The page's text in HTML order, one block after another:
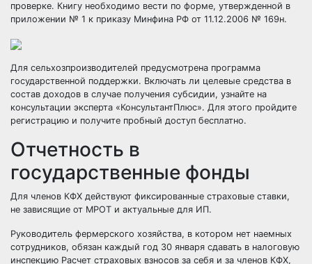
проверке. Книгу необходимо вести по форме, утвержденной в
приложении № 1 к приказу Минфина РФ от 11.12.2006 № 169н.
Для сельхозпроизводителей предусмотрена программа
государственной поддержки. Включать ли целевые средства в
состав доходов в случае получения субсидии, узнайте на
консультации эксперта «КонсультантПлюс». Для этого пройдите
регистрацию и получите пробный доступ бесплатно.
Отчетность в
государственные фонды
Для членов КФХ действуют фиксированные страховые ставки,
не зависящие от МРОТ и актуальные для ИП.
Руководитель фермерского хозяйства, в котором нет наемных
сотрудников, обязан каждый год 30 января сдавать в налоговую
инспекцию Расчет страховых взносов за себя и за членов КФХ,